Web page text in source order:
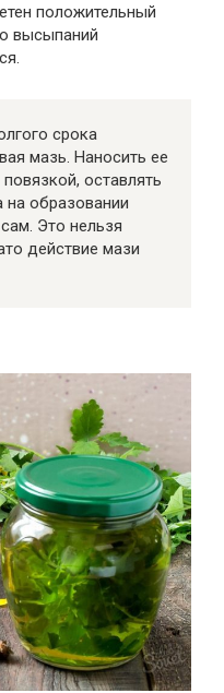
положительный
высыпаний
срока
мазь. Наносить ее
оставлять
образовании
Это нельзя
действие мази